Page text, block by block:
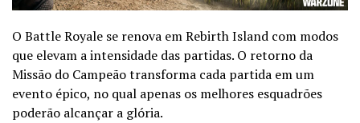
O Battle Royale se renova em Rebirth Island com modos
que elevam a intensidade das partidas. O retorno da
Missão do Campeão transforma cada partida em um
evento épico, no qual apenas os melhores esquadrões
poderão alcançar a glória.